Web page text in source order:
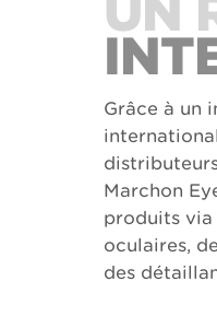
Grâce à un
Marchon
produits via
oculaires,
des